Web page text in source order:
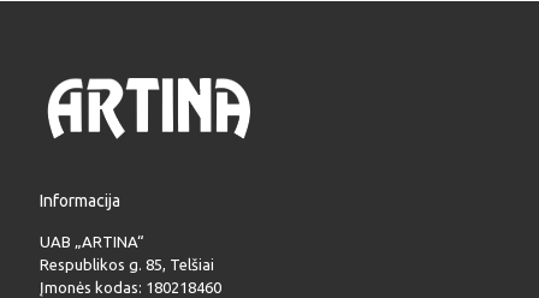
Informacija
UAB „ARTINA“
Respublikos g. 85, Telšiai
Įmonės kodas: 180218460